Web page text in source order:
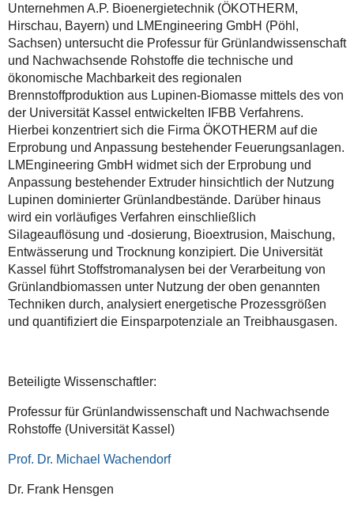
Unternehmen A.P. Bioenergietechnik (ÖKOTHERM,
Hirschau, Bayern) und LMEngineering GmbH (Pöhl,
Sachsen) untersucht die Professur für Grünlandwissenschaft
und Nachwachsende Rohstoffe die technische und
ökonomische Machbarkeit des regionalen
Brennstoffproduktion aus Lupinen-Biomasse mittels des von
der Universität Kassel entwickelten IFBB Verfahrens.
Hierbei konzentriert sich die Firma ÖKOTHERM auf die
Erprobung und Anpassung bestehender Feuerungsanlagen.
LMEngineering GmbH widmet sich der Erprobung und
Anpassung bestehender Extruder hinsichtlich der Nutzung
Lupinen dominierter Grünlandbestände. Darüber hinaus
wird ein vorläufiges Verfahren einschließlich
Silageauflösung und -dosierung, Bioextrusion, Maischung,
Entwässerung und Trocknung konzipiert. Die Universität
Kassel führt Stoffstromanalysen bei der Verarbeitung von
Grünlandbiomassen unter Nutzung der oben genannten
Techniken durch, analysiert energetische Prozessgrößen
und quantifiziert die Einsparpotenziale an Treibhausgasen.
Beteiligte Wissenschaftler:
Professur für Grünlandwissenschaft und Nachwachsende
Rohstoffe (Universität Kassel)
Prof. Dr. Michael Wachendorf
Dr. Frank Hensgen